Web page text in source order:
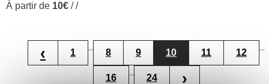
À partir de 10€ / /
‹ 1 ... 8 9 10 11 12 ...
16 ... 24 ›